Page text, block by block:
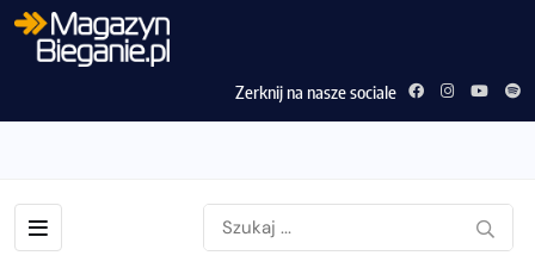
Zerknij na nasze sociale